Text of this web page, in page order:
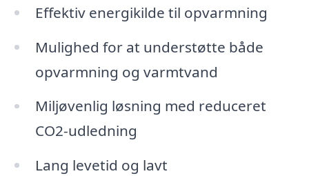
Effektiv energikilde til opvarmning
Mulighed for at understøtte både
opvarmning og varmtvand
Miljøvenlig løsning med reduceret
CO2-udledning
Lang levetid og lavt